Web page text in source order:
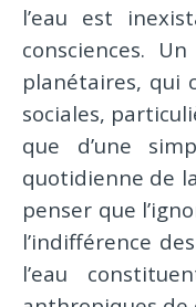
l’eau est
consciences.
planétaires, qui
sociales,
que d’une
quotidienne de
penser que
l’indifférence
l’eau